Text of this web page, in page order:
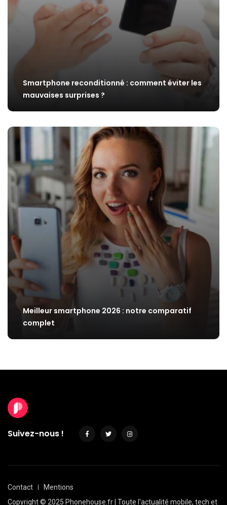
Smartphone reconditionné : comment éviter les
mauvaises surprises ?
Meilleur smartphone 2026 : notre comparatif
complet
Suivez-nous !
Contact
Mentions
Copyright © 2025 Phonehouse.fr | Toute l'actualité mobile, tech et